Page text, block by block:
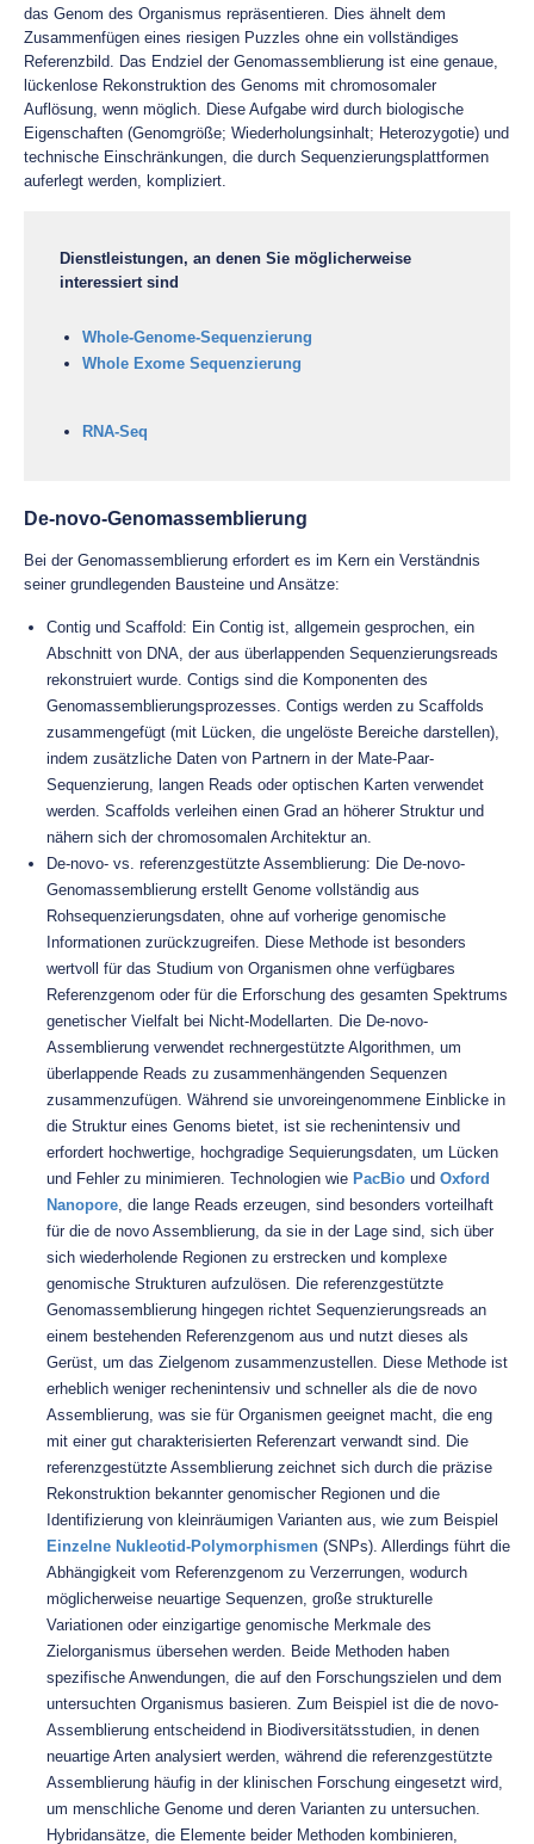
das Genom des Organismus repräsentieren. Dies ähnelt dem
Zusammenfügen eines riesigen Puzzles ohne ein vollständiges
Referenzbild. Das Endziel der Genomassemblierung ist eine genaue,
lückenlose Rekonstruktion des Genoms mit chromosomaler
Auflösung, wenn möglich. Diese Aufgabe wird durch biologische
Eigenschaften (Genomgröße; Wiederholungsinhalt; Heterozygotie) und
technische Einschränkungen, die durch Sequenzierungsplattformen
auferlegt werden, kompliziert.
Dienstleistungen, an denen Sie möglicherweise
interessiert sind
Whole-Genome-Sequenzierung
Whole Exome Sequenzierung
RNA-Seq
De-novo-Genomassemblierung
Bei der Genomassemblierung erfordert es im Kern ein Verständnis
seiner grundlegenden Bausteine und Ansätze:
Contig und Scaffold: Ein Contig ist, allgemein gesprochen, ein
Abschnitt von DNA, der aus überlappenden Sequenzierungsreads
rekonstruiert wurde. Contigs sind die Komponenten des
Genomassemblierungsprozesses. Contigs werden zu Scaffolds
zusammengefügt (mit Lücken, die ungelöste Bereiche darstellen),
indem zusätzliche Daten von Partnern in der Mate-Paar-
Sequenzierung, langen Reads oder optischen Karten verwendet
werden. Scaffolds verleihen einen Grad an höherer Struktur und
nähern sich der chromosomalen Architektur an.
De-novo- vs. referenzgestützte Assemblierung: Die De-novo-
Genomassemblierung erstellt Genome vollständig aus
Rohsequenzierungsdaten, ohne auf vorherige genomische
Informationen zurückzugreifen. Diese Methode ist besonders
wertvoll für das Studium von Organismen ohne verfügbares
Referenzgenom oder für die Erforschung des gesamten Spektrums
genetischer Vielfalt bei Nicht-Modellarten. Die De-novo-
Assemblierung verwendet rechnergestützte Algorithmen, um
überlappende Reads zu zusammenhängenden Sequenzen
zusammenzufügen. Während sie unvoreingenommene Einblicke in
die Struktur eines Genoms bietet, ist sie rechenintensiv und
erfordert hochwertige, hochgradige Sequierungsdaten, um Lücken
und Fehler zu minimieren. Technologien wie PacBio und Oxford
Nanopore, die lange Reads erzeugen, sind besonders vorteilhaft
für die de novo Assemblierung, da sie in der Lage sind, sich über
sich wiederholende Regionen zu erstrecken und komplexe
genomische Strukturen aufzulösen. Die referenzgestützte
Genomassemblierung hingegen richtet Sequenzierungsreads an
einem bestehenden Referenzgenom aus und nutzt dieses als
Gerüst, um das Zielgenom zusammenzustellen. Diese Methode ist
erheblich weniger rechenintensiv und schneller als die de novo
Assemblierung, was sie für Organismen geeignet macht, die eng
mit einer gut charakterisierten Referenzart verwandt sind. Die
referenzgestützte Assemblierung zeichnet sich durch die präzise
Rekonstruktion bekannter genomischer Regionen und die
Identifizierung von kleinräumigen Varianten aus, wie zum Beispiel
Einzelne Nukleotid-Polymorphismen (SNPs). Allerdings führt die
Abhängigkeit vom Referenzgenom zu Verzerrungen, wodurch
möglicherweise neuartige Sequenzen, große strukturelle
Variationen oder einzigartige genomische Merkmale des
Zielorganismus übersehen werden. Beide Methoden haben
spezifische Anwendungen, die auf den Forschungszielen und dem
untersuchten Organismus basieren. Zum Beispiel ist die de novo-
Assemblierung entscheidend in Biodiversitätsstudien, in denen
neuartige Arten analysiert werden, während die referenzgestützte
Assemblierung häufig in der klinischen Forschung eingesetzt wird,
um menschliche Genome und deren Varianten zu untersuchen.
Hybridansätze, die Elemente beider Methoden kombinieren,